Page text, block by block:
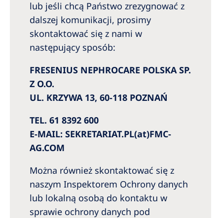
lub jeśli chcą Państwo zrezygnować z
dalszej komunikacji, prosimy
skontaktować się z nami w
następujący sposób:
FRESENIUS NEPHROCARE POLSKA SP.
Z O.O.
UL. KRZYWA 13, 60-118 POZNAŃ
TEL. 61 8392 600
E-MAIL: SEKRETARIAT.PL(at)FMC-
AG.COM
Można również skontaktować się z
naszym Inspektorem Ochrony danych
lub lokalną osobą do kontaktu w
sprawie ochrony danych pod